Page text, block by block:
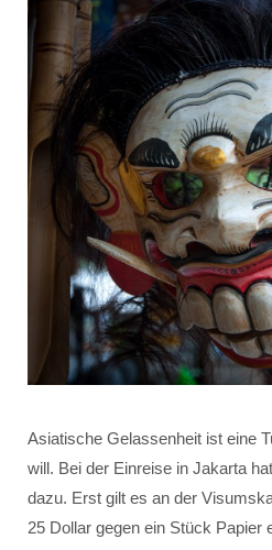
Asiatische Gelassenheit ist eine
will. Bei der Einreise in Jakarta
dazu. Erst gilt es an der
25 Dollar gegen ein Stück